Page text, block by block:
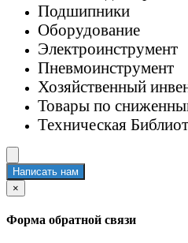
Подшипники
Оборудование
Электроинструмент
Пневмоинструмент
Хозяйственный
Товары по
Техническая
Написать нам
×
Форма обратной связи